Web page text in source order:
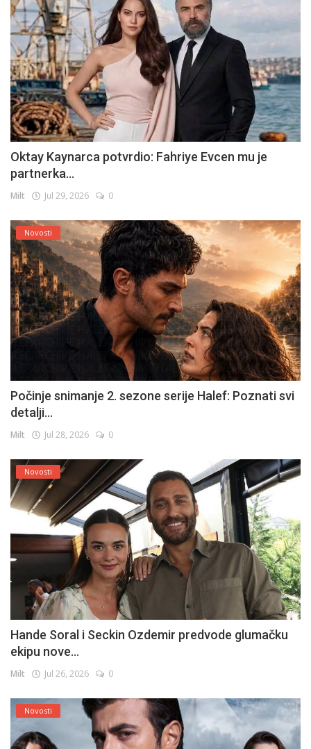
Oktay Kaynarca potvrdio: Fahriye Evcen mu je
partnerka...
Milt Jul 29, 2026 0
Novosti
Počinje snimanje 2. sezone serije Halef: Poznati svi
detalji...
Milt Jul 28, 2026 0
Novosti
Hande Soral i Seckin Ozdemir predvode glumačku
ekipu nove...
Milt Jul 26, 2026 0
Novosti